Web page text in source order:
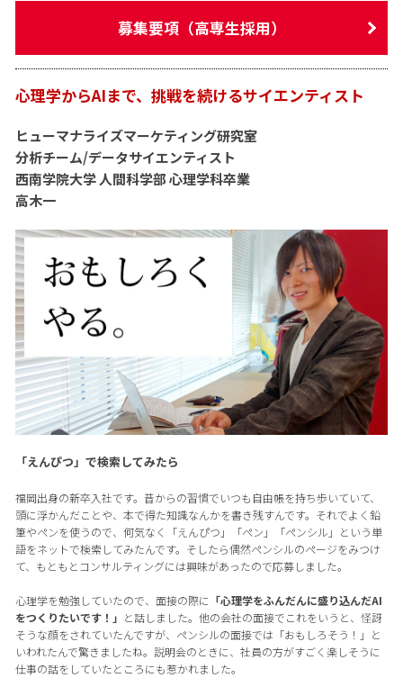
募集要項（高専生採用）
心理学からAIまで、挑戦を続けるサイエンティスト
ヒューマナライズマーケティング研究室
分析チーム/データサイエンティスト
西南学院大学 人間科学部 心理学科卒業
高木一
「えんぴつ」で検索してみたら
福岡出身の新卒入社です。昔からの習慣でいつも自由帳を持ち歩いていて、
頭に浮かんだことや、本で得た知識なんかを書き残すんです。それでよく鉛
筆やペンを使うので、何気なく「えんぴつ」「ペン」「ペンシル」という単
語をネットで検索してみたんです。そしたら偶然ペンシルのページをみつけ
て、もともとコンサルティングには興味があったので応募しました。
心理学を勉強していたので、面接の際に 「心理学をふんだんに盛り込んだAI
をつくりたいです！」 と話しました。他の会社の面接でこれをいうと、怪訝
そうな顔をされていたんですが、ペンシルの面接では「おもしろそう！」と
いわれたんで驚きましたね。説明会のときに、社員の方がすごく楽しそうに
仕事の話をしていたところにも惹かれました。